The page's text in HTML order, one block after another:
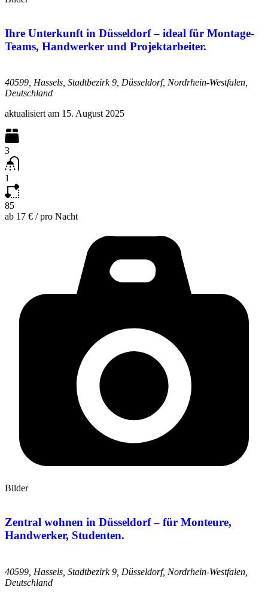
Ihre Unterkunft in Düsseldorf – ideal für Montage-
Teams, Handwerker und Projektarbeiter.
40599, Hassels, Stadtbezirk 9, Düsseldorf, Nordrhein-Westfalen,
Deutschland
aktualisiert am 15. August 2025
3
1
85
ab 17 € / pro Nacht
Bilder
Zentral wohnen in Düsseldorf – für Monteure,
Handwerker, Studenten.
40599, Hassels, Stadtbezirk 9, Düsseldorf, Nordrhein-Westfalen,
Deutschland